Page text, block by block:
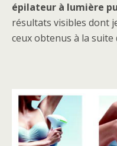
épilateur à lumière
résultats visibles dont
ceux obtenus à la suite